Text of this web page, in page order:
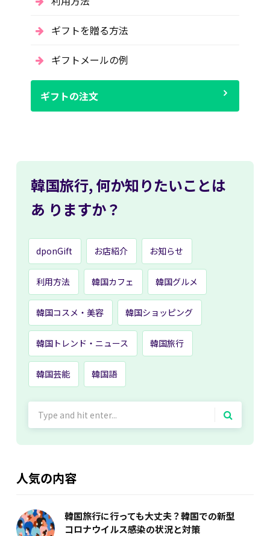
ギフトを贈る方法
ギフトメールの例
ギフトの注文
韓国旅行, 何か知りたいことは
あ りますか？
dponGift お店紹介 お知らせ
利用方法 韓国カフェ 韓国グルメ
韓国コスメ・美容 韓国ショッピング
韓国トレンド・ニュース 韓国旅行
韓国芸能 韓国語
人気の内容
韓国旅行に行っても大丈夫？韓国での新型
コロナウイルス感染の状況と対策